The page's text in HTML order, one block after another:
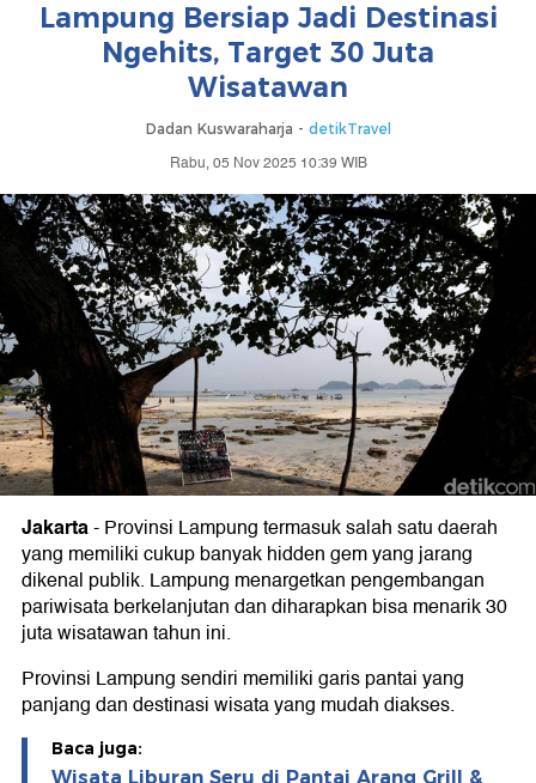
Lampung Bersiap Jadi Destinasi
Ngehits, Target 30 Juta
Wisatawan
Dadan Kuswaraharja - detikTravel
Rabu, 05 Nov 2025 10:39 WIB
Jakarta-Provinsi Lampung termasuk salah satu daerah
yang memiliki cukup banyak hidden gem yang jarang
dikenal publik. Lampung menargetkan pengembangan
pariwisata berkelanjutan dan diharapkan bisa menarik 30
juta wisatawan tahun ini.
Provinsi Lampung sendiri memiliki garis pantai yang
panjang dan destinasi wisata yang mudah diakses.
Baca juga:
Wisata Liburan Seru di Pantai Arang Grill &